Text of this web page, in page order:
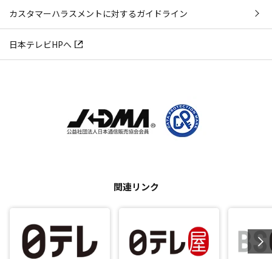
カスタマーハラスメントに対するガイドライン
日本テレビHPへ
関連リンク